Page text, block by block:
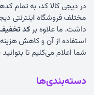
در دیجی کالا کد، به تمام
مختلف فروشگاه اینترنتی
داشت. ما علاوه برکد
استفاده از آن و کاهش
شما اعلام می‌کنیم تا
دسته‌بندی‌ها